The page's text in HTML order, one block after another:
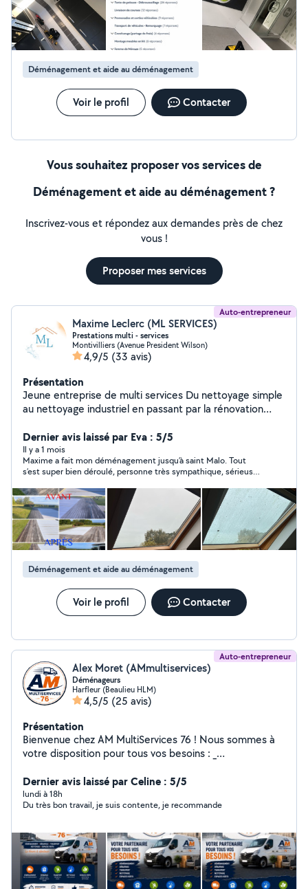
Déménagement et aide au déménagement
Voir le profil Contacter
Vous souhaitez proposer vos services de
Déménagement et aide au déménagement ?
Inscrivez-vous et répondez aux demandes près de chez
vous !
Proposer mes services
Auto-entrepreneur
Maxime Leclerc (ML SERVICES)
Prestations multi - services
Montivilliers (Avenue President Wilson)
4,9/5 (33 avis)
Présentation
Jeune entreprise de multi services Du nettoyage simple
au nettoyage industriel en passant par la rénovation
enlèvement de gravats etc ..
Dernier avis laissé par Eva : 5/5
Il y a 1 mois
Maxime a fait mon déménagement jusqu’à saint Malo. Tout
s’est super bien déroulé, personne très sympathique, sérieuse
Déménagement et aide au déménagement
Voir le profil Contacter
Auto-entrepreneur
Alex Moret (AMmultiservices)
Déménageurs
Harfleur (Beaulieu HLM)
4,5/5 (25 avis)
Présentation
Bienvenue chez AM MultiServices 76 ! Nous sommes à
votre disposition pour tous vos besoins : _
chargement et déchargerment, Transport de meubles
colis ect ..., Débarras de maisons, caves, greniers,
garages et jardins, Nettoyage intérieur et extérieur,
nous dès aujourd'hui pour un devis gratuit !
Dernier avis laissé par Celine : 5/5
lundi à 18h
Du très bon travail, je suis contente, je recommande